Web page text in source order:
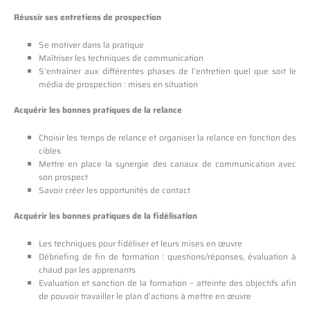
Réussir ses entretiens de prospection
Se motiver dans la pratique
Maîtriser les techniques de communication
S’entraîner aux différentes phases de l’entretien quel que soit le
média de prospection : mises en situation
Acquérir les bonnes pratiques de la relance
Choisir les temps de relance et organiser la relance en fonction des
cibles
Mettre en place la synergie des canaux de communication avec
son prospect
Savoir créer les opportunités de contact
Acquérir les bonnes pratiques de la fidélisation
Les techniques pour fidéliser et leurs mises en œuvre
Débriefing de fin de formation : questions/réponses, évaluation à
chaud par les apprenants
Evaluation et sanction de la formation – atteinte des objectifs afin
de pouvoir travailler le plan d’actions à mettre en œuvre